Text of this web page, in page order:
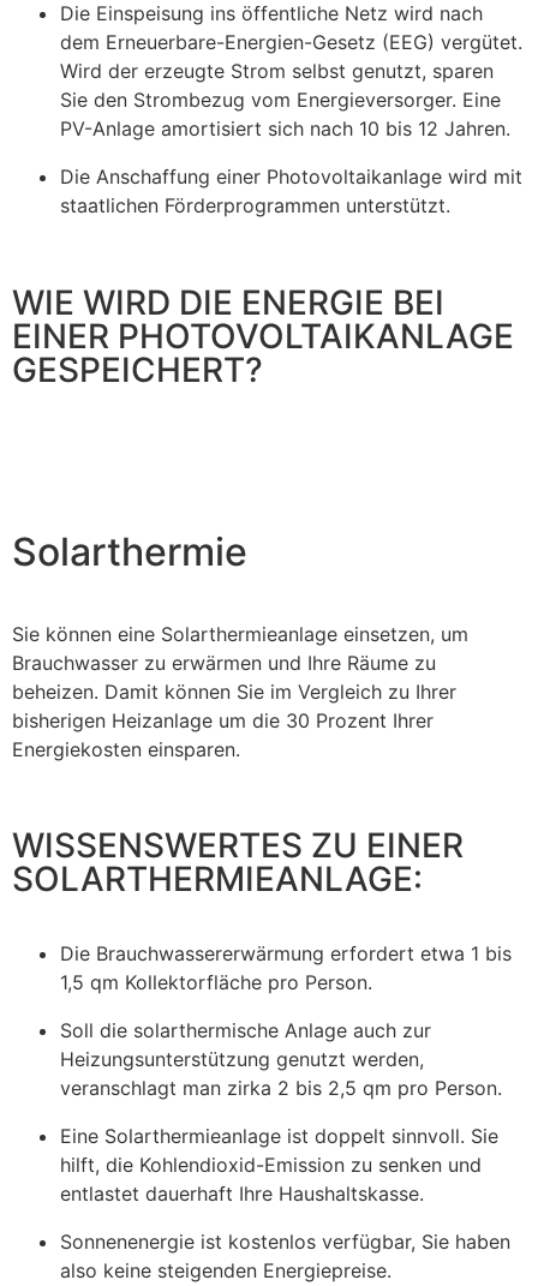
Die Einspeisung ins öffentliche Netz wird nach
dem Erneuerbare-Energien-Gesetz (EEG) vergütet.
Wird der erzeugte Strom selbst genutzt, sparen
Sie den Strombezug vom Energieversorger. Eine
PV-Anlage amortisiert sich nach 10 bis 12 Jahren.
Die Anschaffung einer Photovoltaikanlage wird mit
staatlichen Förderprogrammen unterstützt.
WIE WIRD DIE ENERGIE BEI
EINER PHOTOVOLTAIKANLAGE
GESPEICHERT?
Solarthermie
Sie können eine Solarthermieanlage einsetzen, um
Brauchwasser zu erwärmen und Ihre Räume zu
beheizen. Damit können Sie im Vergleich zu Ihrer
bisherigen Heizanlage um die 30 Prozent Ihrer
Energiekosten einsparen.
WISSENSWERTES ZU EINER
SOLARTHERMIEANLAGE:
Die Brauchwassererwärmung erfordert etwa 1 bis
1,5 qm Kollektorfläche pro Person.
Soll die solarthermische Anlage auch zur
Heizungsunterstützung genutzt werden,
veranschlagt man zirka 2 bis 2,5 qm pro Person.
Eine Solarthermieanlage ist doppelt sinnvoll. Sie
hilft, die Kohlendioxid-Emission zu senken und
entlastet dauerhaft Ihre Haushaltskasse.
Sonnenenergie ist kostenlos verfügbar, Sie haben
also keine steigenden Energiepreise.